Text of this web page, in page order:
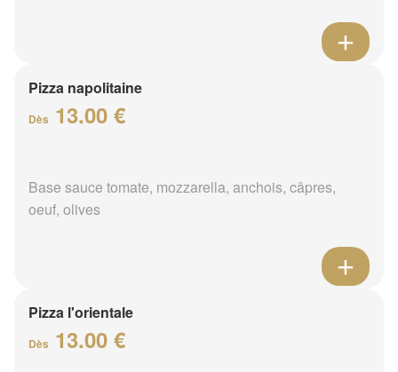
Pizza napolitaine
Dès 13.00 €
Base sauce tomate, mozzarella, anchois, câpres,
oeuf, olives
Pizza l'orientale
Dès 13.00 €